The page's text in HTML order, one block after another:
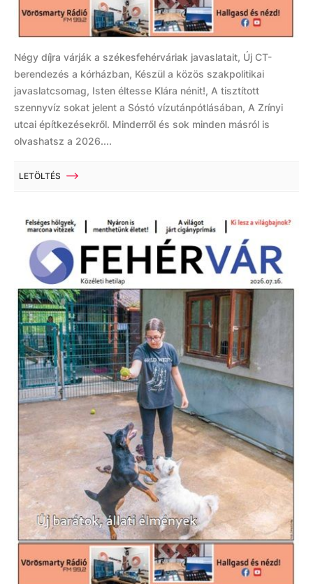
Négy díjra várják a székesfehérváriak javaslatait, Új CT-
berendezés a kórházban, Készül a közös szakpolitikai
javaslatcsomag, Isten éltesse Klára nénit!, A tisztított
szennyvíz sokat jelent a Sóstó vízutánpótlásában, A Zrínyi
utcai építkezésekről. Minderről és sok minden másról is
olvashatsz a 2026....
LETÖLTÉS